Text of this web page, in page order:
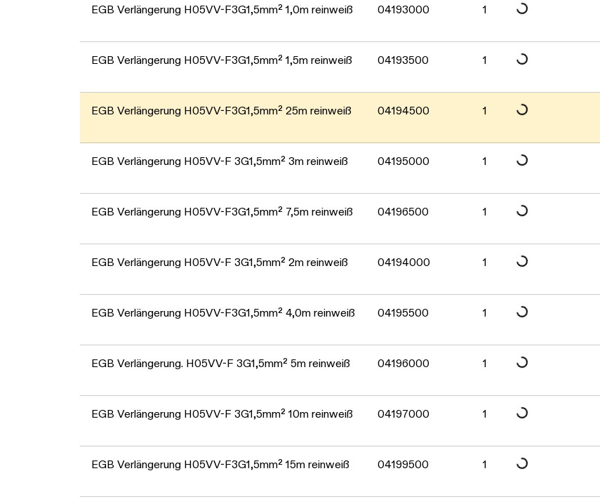
EGB Verlängerung H05VV-F3G1,5mm² 1,0m reinweiß 04193000 1
Daten werden geladen. Bitte warten...
EGB Verlängerung H05VV-F3G1,5mm² 1,5m reinweiß 04193500 1
Daten werden geladen. Bitte warten...
EGB Verlängerung H05VV-F3G1,5mm² 25m reinweiß 04194500 1
Daten werden geladen. Bitte warten...
EGB Verlängerung H05VV-F 3G1,5mm² 3m reinweiß 04195000 1
Daten werden geladen. Bitte warten...
EGB Verlängerung H05VV-F3G1,5mm² 7,5m reinweiß 04196500 1
Daten werden geladen. Bitte warten...
EGB Verlängerung H05VV-F 3G1,5mm² 2m reinweiß 04194000 1
Daten werden geladen. Bitte warten...
EGB Verlängerung H05VV-F3G1,5mm² 4,0m reinweiß 04195500 1
Daten werden geladen. Bitte warten...
EGB Verlängerung. H05VV-F 3G1,5mm² 5m reinweiß 04196000 1
Daten werden geladen. Bitte warten...
EGB Verlängerung H05VV-F 3G1,5mm² 10m reinweiß 04197000 1
Daten werden geladen. Bitte warten...
EGB Verlängerung H05VV-F3G1,5mm² 15m reinweiß 04199500 1